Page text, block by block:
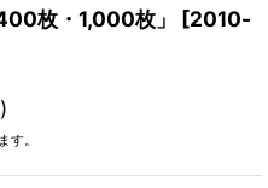
枚・1,000枚」
[2010-
す。